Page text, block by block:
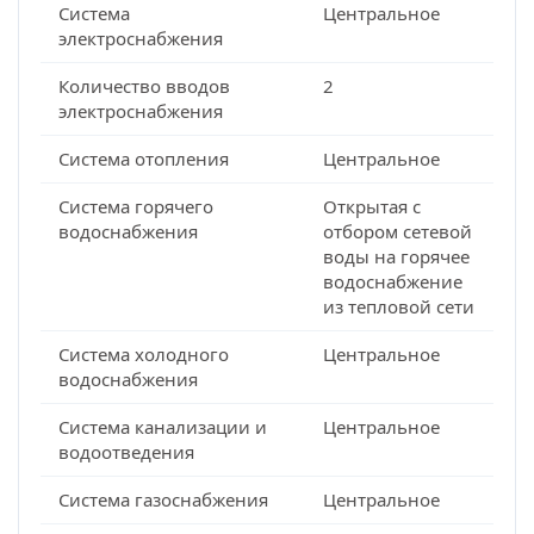
Система
электроснабжения
Центральное
Количество вводов
электроснабжения
2
Система отопления
Центральное
Система горячего
водоснабжения
Открытая с
отбором сетевой
воды на горячее
водоснабжение
из тепловой сети
Система холодного
водоснабжения
Центральное
Система канализации и
водоотведения
Центральное
Система газоснабжения
Центральное